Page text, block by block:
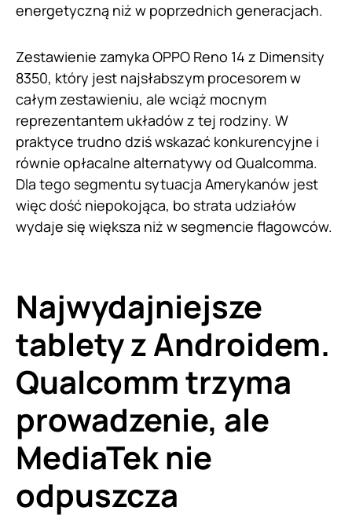
energetyczną niż w poprzednich generacjach.
Zestawienie zamyka OPPO Reno 14 z Dimensity
8350, który jest najsłabszym procesorem w
całym zestawieniu, ale wciąż mocnym
reprezentantem układów z tej rodziny. W
praktyce trudno dziś wskazać konkurencyjne i
równie opłacalne alternatywy od Qualcomma.
Dla tego segmentu sytuacja Amerykanów jest
więc dość niepokojąca, bo strata udziałów
wydaje się większa niż w segmencie flagowców.
Najwydajniejsze
tablety z Androidem.
Qualcomm trzyma
prowadzenie, ale
MediaTek nie
odpuszcza